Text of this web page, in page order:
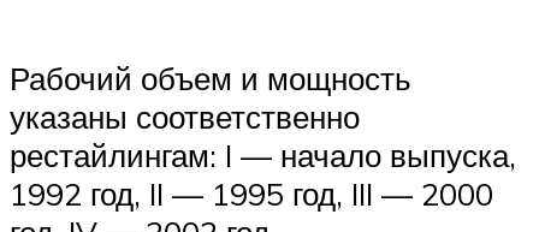
Рабочий объем и мощность
указаны соответственно
рестайлингам: I — начало выпуска,
1992 год, II — 1995 год, III — 2000